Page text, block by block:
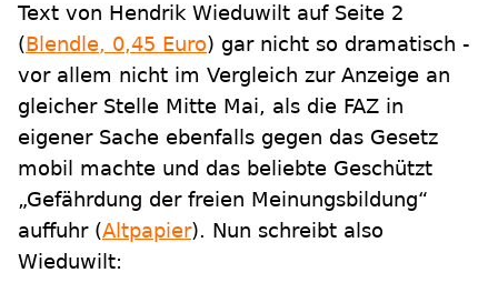
Text von Hendrik Wieduwilt auf Seite 2
(Blendle, 0,45 Euro) gar nicht so dramatisch -
vor allem nicht im Vergleich zur Anzeige an
gleicher Stelle Mitte Mai, als die FAZ in
eigener Sache ebenfalls gegen das Gesetz
mobil machte und das beliebte Geschützt
„Gefährdung der freien Meinungsbildung“
auffuhr (Altpapier). Nun schreibt also
Wieduwilt: